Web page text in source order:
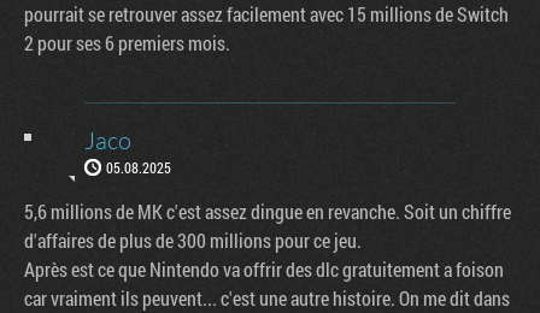
pourrait se retrouver assez facilement avec 15 millions de Switch
2 pour ses 6 premiers mois.
Jaco
05.08.2025
5,6 millions de MK c'est assez dingue en revanche. Soit un chiffre
d'affaires de plus de 300 millions pour ce jeu.
Après est ce que Nintendo va offrir des dlc gratuitement a foison
car vraiment ils peuvent... c'est une autre histoire. On me dit dans